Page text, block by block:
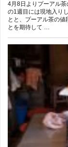
4月8日よりプーアル
の1週目には現地入り
とと、プーアル茶の
とを期待して …